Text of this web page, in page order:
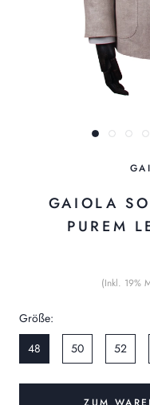
GAIOLA
PUREM
(Inkl. 19%
Größe:
48
50 52